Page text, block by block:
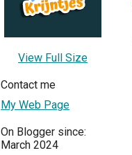
View Full Size
Contact me
My Web Page
On Blogger since:
March 2024